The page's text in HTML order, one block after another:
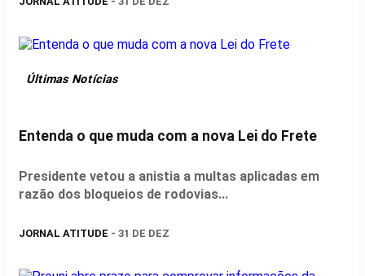
Últimas Notícias
Entenda o que muda com a nova Lei do Frete
Presidente vetou a anistia a multas aplicadas em
razão dos bloqueios de rodovias...
JORNAL ATITUDE - 31 DE DEZ